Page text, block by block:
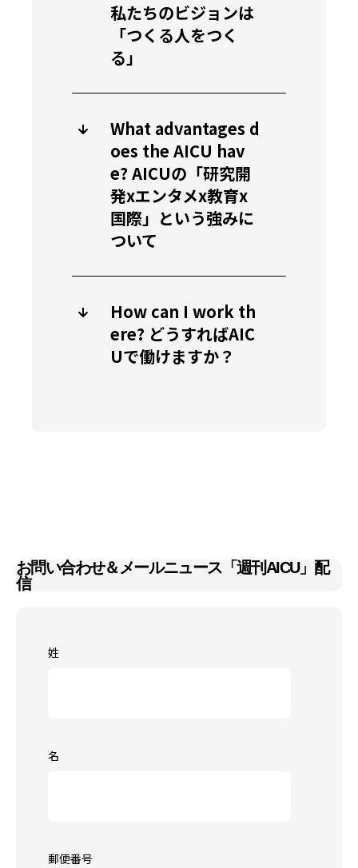
私たちのビジョンは
「つくる人をつく
る」
What advantages d
oes the AICU hav
e? AICUの「研究開
発xエンタメx教育x
国際」という強みに
ついて
How can I work th
ere? どうすればAIC
Uで働けますか？
お問い合わせ＆メールニュース「週刊AICU」配
信
姓
名
郵便番号